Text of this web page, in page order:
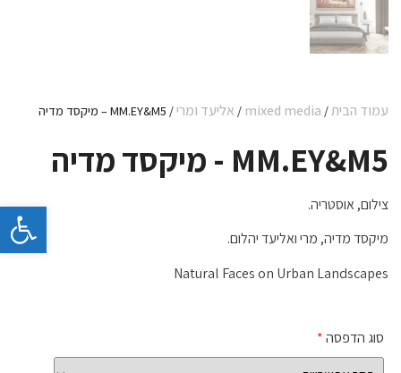
עמוד הבית/
mixed media
/ אליעד ומרי/ MM.EY&M5 – מיקסד מדיה
MM.EY&M5 - מיקסד מדיה
צילום, אוסטריה.
מיקסד מדיה, מרי ואליעד יהלום.
Natural Faces on Urban Landscapes
סוג הדפסה*